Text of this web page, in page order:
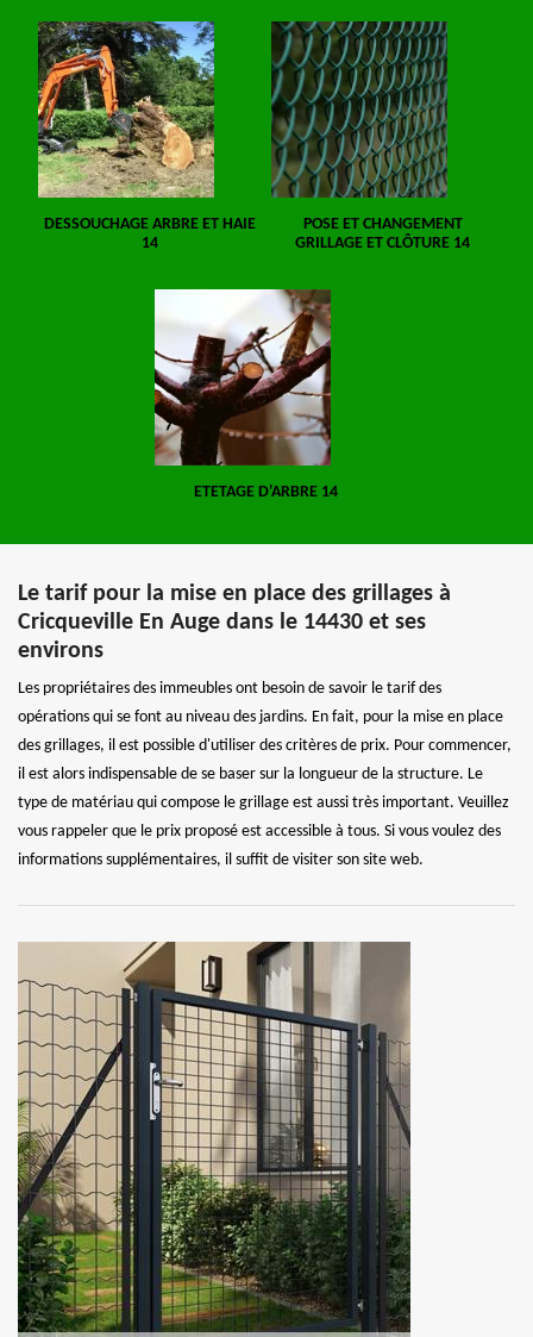
DESSOUCHAGE ARBRE ET HAIE
14
POSE ET CHANGEMENT
GRILLAGE ET CLÔTURE 14
ETETAGE D'ARBRE 14
Le tarif pour la mise en place des grillages à
Cricqueville En Auge dans le 14430 et ses
environs
Les propriétaires des immeubles ont besoin de savoir le tarif des
opérations qui se font au niveau des jardins. En fait, pour la mise en place
des grillages, il est possible d'utiliser des critères de prix. Pour commencer,
il est alors indispensable de se baser sur la longueur de la structure. Le
type de matériau qui compose le grillage est aussi très important. Veuillez
vous rappeler que le prix proposé est accessible à tous. Si vous voulez des
informations supplémentaires, il suffit de visiter son site web.